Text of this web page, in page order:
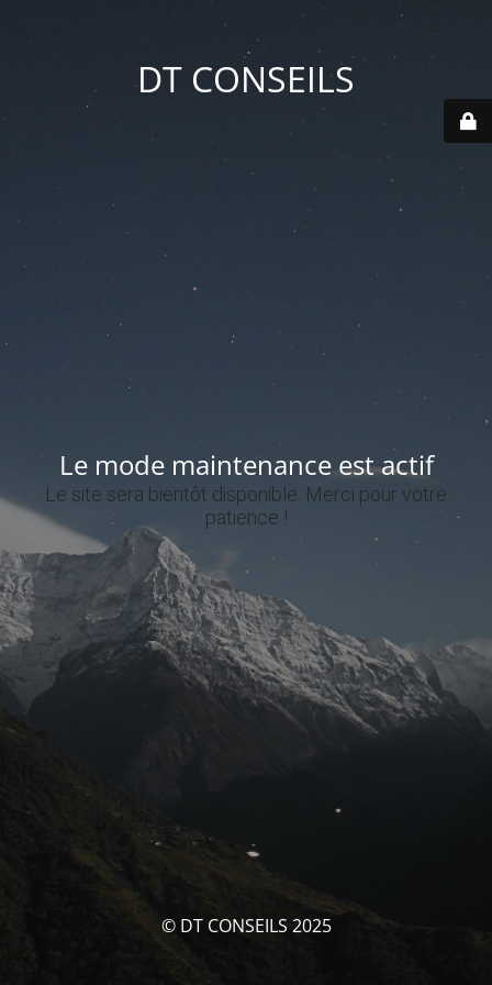
DT CONSEILS
Le mode maintenance est actif
Le site sera bientôt disponible. Merci pour votre
patience !
© DT CONSEILS 2025